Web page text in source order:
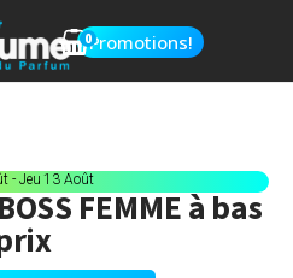
0Promotions!
- Jeu 13 Août
FEMMEà bas